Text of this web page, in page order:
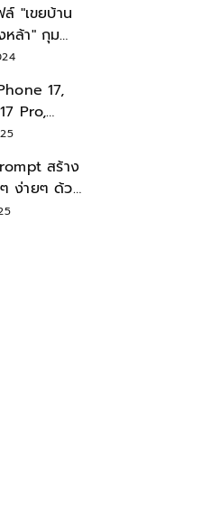
ล์ "เขยบ้าน
หล้า" กุม
กิจตระกูล
17,
Pro,
Air สเปค
สร้าง
ายๆ ด้วย
ใน